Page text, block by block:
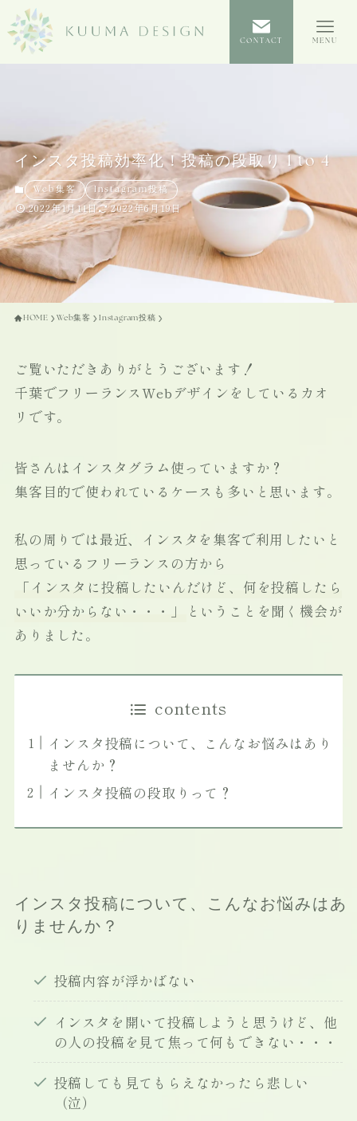
CONTACT MENU
インスタ投稿効率化！投稿の段取り 1 to 4
Web集客 Instagram投稿
2022年1月11日 2022年6月19日
HOME Web集客 Instagram投稿
ご覧いただきありがとうございます！
千葉でフリーランスWebデザインをしているカオ
リです。
皆さんはインスタグラム使っていますか？
集客目的で使われているケースも多いと思います。
私の周りでは最近、インスタを集客で利用したいと
思っているフリーランスの方から
「インスタに投稿したいんだけど、何を投稿したら
いいか分からない・・・」
ということを聞く機会が
ありました。
contents
インスタ投稿について、こんなお悩みはあり
ませんか？
インスタ投稿の段取りって？
インスタ投稿について、こんなお悩みはあ
りませんか？
投稿内容が浮かばない
インスタを開いて投稿しようと思うけど、他
の人の投稿を見て焦って何もできない・・・
投稿しても見てもらえなかったら悲しい
（泣）